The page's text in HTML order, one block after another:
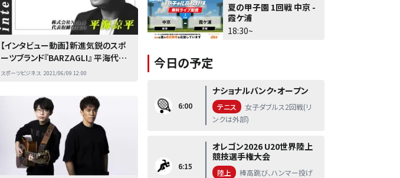
【インタビュー動画】新進気鋭のスポ
ーツブランド『BARZAGLI』 平海代表
が語る“変化と挑戦”
スポーツビジネス 2021/06/09 12:00
夏の甲子園 1回戦 中京 -
霞ケ浦
18:30~
今日の予定
6:00
ナショナルバンク・オープン
テニス
女子ダブルス2回戦(リ
ンクは外部)
6:15
オレゴン2026 U20世界陸上
競技選手権大会
陸上
棒高跳び、ハンマー投げ